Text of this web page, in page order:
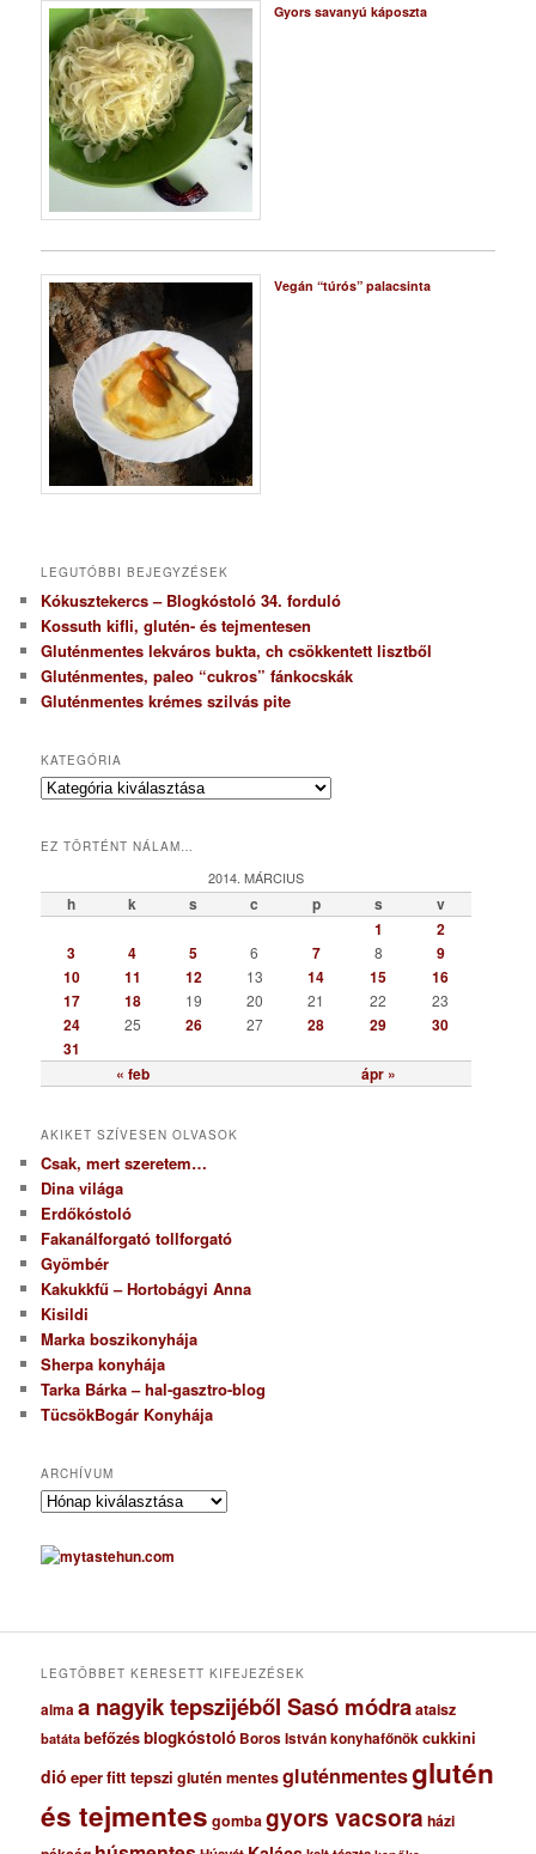
Gyors savanyú káposzta
Vegán “túrós” palacsinta
LEGUTÓBBI BEJEGYZÉSEK
Kókusztekercs – Blogkóstoló 34. forduló
Kossuth kifli, glutén- és tejmentesen
Gluténmentes lekváros bukta, ch csökkentett lisztből
Gluténmentes, paleo “cukros” fánkocskák
Gluténmentes krémes szilvás pite
KATEGÓRIA
K
e
r
EZ TÖRTÉNT NÁLAM…
2014. MÁRCIUS
h k s c p s v
« feb ápr »
1
2
3
4 5 6 7 8
9
10
11 12 13 14 15
16
17
18 19 20 21 22 23
24 25 26 27 28 29
30
31
AKIKET SZÍVESEN OLVASOK
Csak, mert szeretem…
Dina világa
Erdőkóstoló
Fakanálforgató tollforgató
Gyömbér
Kakukkfű – Hortobágyi Anna
Kisildi
Marka boszikonyhája
Sherpa konyhája
Tarka Bárka – hal-gasztro-blog
TücsökBogár Konyhája
ARCHÍVUM
A
c
h
u
LEGTÖBBET KERESETT KIFEJEZÉSEK
almaa nagyik tepszijéből Sasó módraataisz
batáta befőzésblogkóstoló Boros István konyhafőnökcukkini
dió eperfitt tepszi glutén mentesgluténmentesglutén
és tejmentes gombagyors vacsora házi